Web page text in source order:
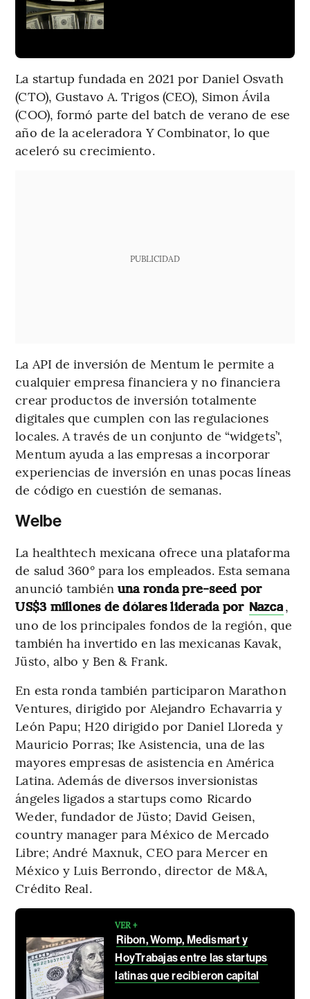
La startup fundada en 2021 por Daniel Osvath
(CTO), Gustavo A. Trigos (CEO), Simon Ávila
(COO), formó parte del batch de verano de ese
año de la aceleradora Y Combinator, lo que
aceleró su crecimiento.
PUBLICIDAD
La API de inversión de Mentum le permite a
cualquier empresa financiera y no financiera
crear productos de inversión totalmente
digitales que cumplen con las regulaciones
locales. A través de un conjunto de “widgets’',
Mentum ayuda a las empresas a incorporar
experiencias de inversión en unas pocas líneas
de código en cuestión de semanas.
Welbe
La healthtech mexicana ofrece una plataforma
de salud 360° para los empleados. Esta semana
anunció también una ronda pre-seed por
US$3 millones de dólares liderada por Nazca,
uno de los principales fondos de la región, que
también ha invertido en las mexicanas Kavak,
Jüsto, albo y Ben & Frank.
En esta ronda también participaron Marathon
Ventures, dirigido por Alejandro Echavarria y
León Papu; H20 dirigido por Daniel Lloreda y
Mauricio Porras; Ike Asistencia, una de las
mayores empresas de asistencia en América
Latina. Además de diversos inversionistas
ángeles ligados a startups como Ricardo
Weder, fundador de Jüsto; David Geisen,
country manager para México de Mercado
Libre; André Maxnuk, CEO para Mercer en
México y Luis Berrondo, director de M&A,
Crédito Real.
VER +
Ribon, Womp, Medismart y
HoyTrabajas entre las startups
latinas que recibieron capital